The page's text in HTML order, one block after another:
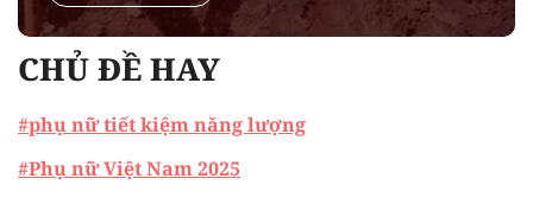
CHỦ ĐỀ HAY
#phụ nữ tiết kiệm năng lượng
#Phụ nữ Việt Nam 2025